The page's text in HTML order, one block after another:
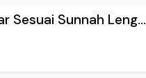
Sesuai Sunnah Leng...